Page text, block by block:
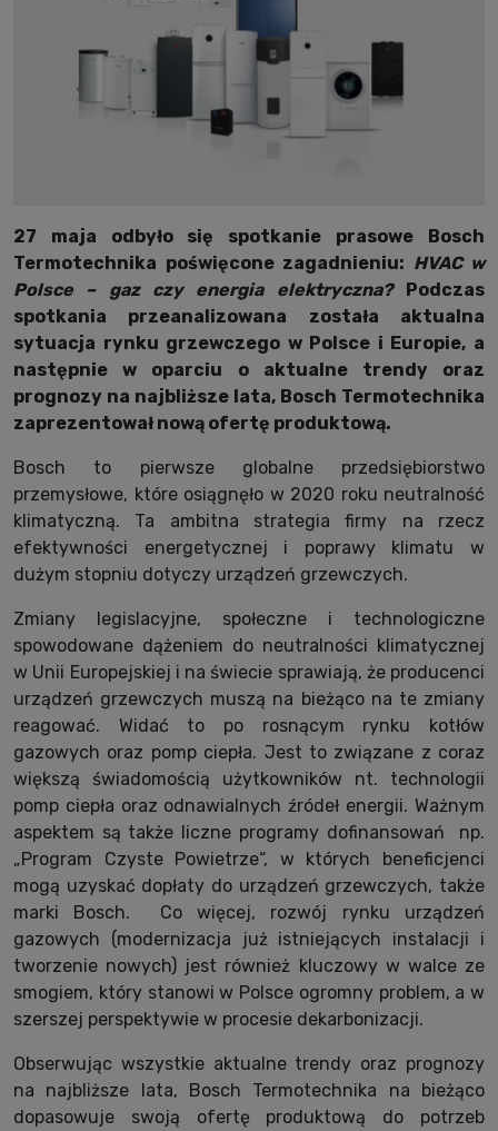
27 maja odbyło się spotkanie prasowe Bosch
Termotechnika poświęcone zagadnieniu: HVAC w
Polsce – gaz czy energia elektryczna?
Podczas
spotkania przeanalizowana została aktualna
sytuacja rynku grzewczego w Polsce i Europie, a
następnie w oparciu o aktualne trendy oraz
prognozy na najbliższe lata, Bosch Termotechnika
zaprezentował nową ofertę produktową.
Bosch to pierwsze globalne przedsiębiorstwo
przemysłowe, które osiągnęło w 2020 roku neutralność
klimatyczną. Ta ambitna strategia firmy na rzecz
efektywności energetycznej i poprawy klimatu w
dużym stopniu dotyczy urządzeń grzewczych.
Zmiany legislacyjne, społeczne i technologiczne
spowodowane dążeniem do neutralności klimatycznej
w Unii Europejskiej i na świecie sprawiają, że producenci
urządzeń grzewczych muszą na bieżąco na te zmiany
reagować. Widać to po rosnącym rynku kotłów
gazowych oraz pomp ciepła. Jest to związane z coraz
większą świadomością użytkowników nt. technologii
pomp ciepła oraz odnawialnych źródeł energii. Ważnym
aspektem są także liczne programy dofinansowań np.
„Program Czyste Powietrze“, w których beneficjenci
mogą uzyskać dopłaty do urządzeń grzewczych, także
marki Bosch. Co więcej, rozwój rynku urządzeń
gazowych (modernizacja już istniejących instalacji i
tworzenie nowych) jest również kluczowy w walce ze
smogiem, który stanowi w Polsce ogromny problem, a w
szerszej perspektywie w procesie dekarbonizacji.
Obserwując wszystkie aktualne trendy oraz prognozy
na najbliższe lata, Bosch Termotechnika na bieżąco
dopasowuje swoją ofertę produktową do potrzeb